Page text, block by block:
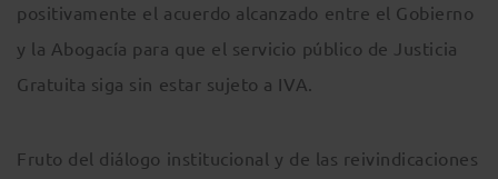
positivamente el acuerdo alcanzado entre el Gobierno
y la Abogacía para que el servicio público de Justicia
Gratuita siga sin estar sujeto a IVA.
Fruto del diálogo institucional y de las reivindicaciones